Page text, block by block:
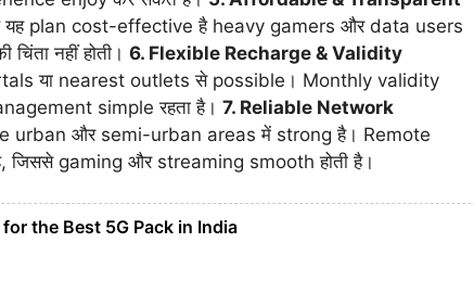
plan cost-effective है heavy gamers और data users
नहीं होती। 6. Flexible Recharge & Validity
या nearest outlets से possible। Monthly validity
simple रहता है। 7. Reliable Network
urban और semi-urban areas में strong है। Remote
जिससे gaming और streaming smooth होती है।
the Best 5G Pack in India